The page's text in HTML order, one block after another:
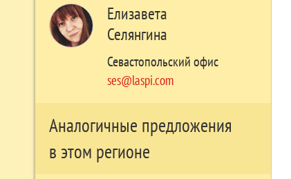
Елизавета
Селянгина
Севастопольский офис
ses@laspi.com
Аналогичные предложения
в этом регионе